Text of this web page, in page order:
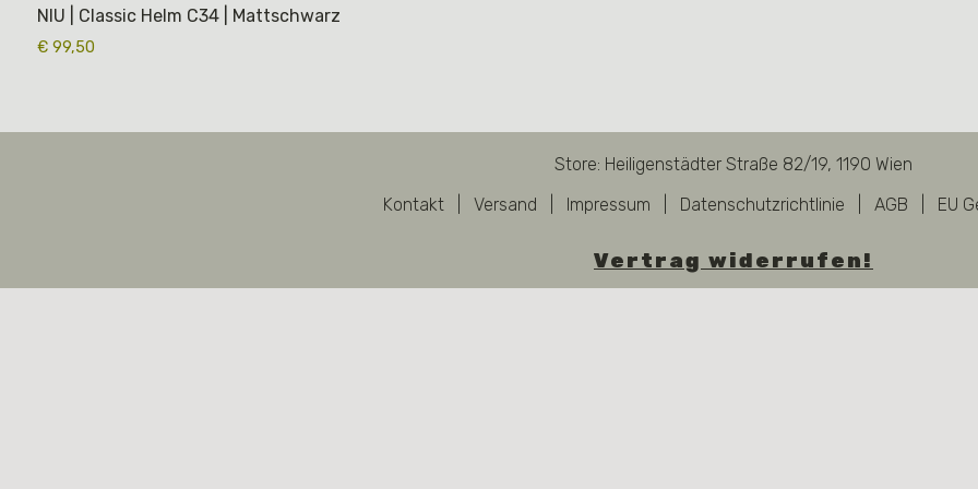
NIU | Classic Helm C34 | Mattschwarz
€99,50
Store: Heiligenstädter Straße 82/19, 1190 Wien
Kontakt| Versand Impressum Datenschutzrichtlinie AGB EU
Vertrag widerrufen!